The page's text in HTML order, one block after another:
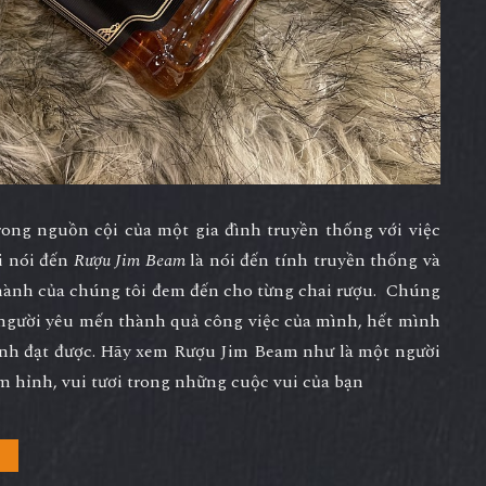
nguồn cội của một gia đình truyền thống với việc
nói đến Rượu Jim Beamlà nói đến tính truyền thống và
của chúng tôi đem đến cho từng chai rượu. Chúng
yêu mến thành quả công việc của mình, hết mình
đạt được. Hãy xem Rượu Jim Beam như là một người
hỉnh, vui tươi trong những cuộc vui của bạn